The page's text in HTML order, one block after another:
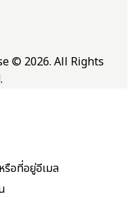
© 2026. All Rights
รือที่อยู่อีเมล